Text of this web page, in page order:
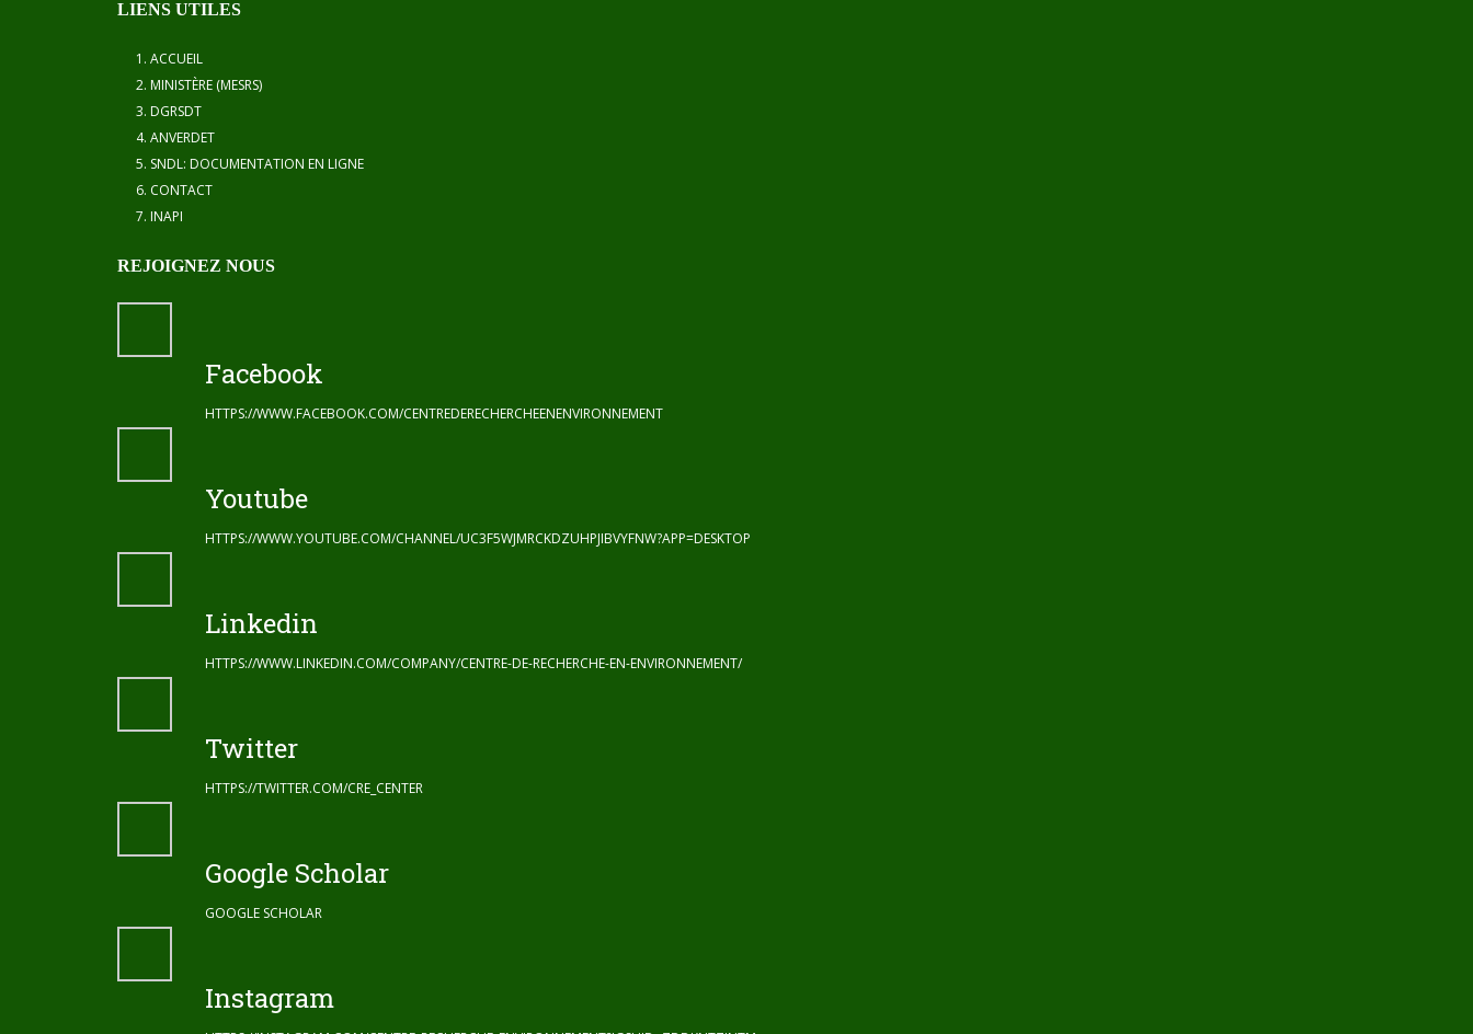
LIENS UTILES
ACCUEIL
MINISTÈRE (MESRS)
DGRSDT
ANVERDET
SNDL: DOCUMENTATION EN LIGNE
CONTACT
INAPI
REJOIGNEZ NOUS
Facebook
HTTPS://WWW.FACEBOOK.COM/CENTREDERECHERCHEENENVIRONNEMENT
Youtube
HTTPS://WWW.YOUTUBE.COM/CHANNEL/UC3F5WJMRCKDZUHPJIBVYFNW?APP=DESKTOP
Linkedin
HTTPS://WWW.LINKEDIN.COM/COMPANY/CENTRE-DE-RECHERCHE-EN-ENVIRONNEMENT/
Twitter
HTTPS://TWITTER.COM/CRE_CENTER
Google Scholar
GOOGLE SCHOLAR
Instagram